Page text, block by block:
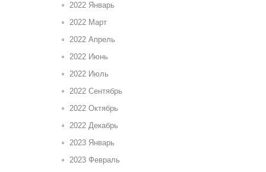
2022 Январь
2022 Март
2022 Апрель
2022 Июнь
2022 Июль
2022 Сентябрь
2022 Октябрь
2022 Декабрь
2023 Январь
2023 Февраль